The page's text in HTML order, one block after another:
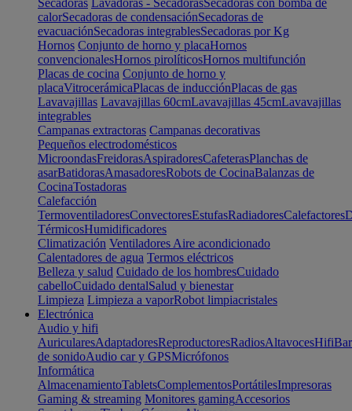
Secadoras Lavadoras - SecadorasSecadoras con bomba de
calorSecadoras de condensaciónSecadoras de
evacuaciónSecadoras integrablesSecadoras por Kg
Hornos Conjunto de horno y placaHornos
convencionalesHornos pirolíticosHornos multifunción
Placas de cocina Conjunto de horno y
placaVitrocerámicaPlacas de inducciónPlacas de gas
Lavavajillas Lavavajillas 60cmLavavajillas 45cmLavavajillas
integrables
Campanas extractoras Campanas decorativas
Pequeños electrodomésticos
MicroondasFreidorasAspiradoresCafeterasPlanchas de
asarBatidorasAmasadoresRobots de CocinaBalanzas de
CocinaTostadoras
Calefacción
TermoventiladoresConvectoresEstufasRadiadoresCalefactores
TérmicosHumidificadores
Climatización Ventiladores Aire acondicionado
Calentadores de agua Termos eléctricos
Belleza y salud Cuidado de los hombresCuidado
cabelloCuidado dentalSalud y bienestar
Limpieza Limpieza a vaporRobot limpiacristales
Electrónica
Audio y hifi
AuricularesAdaptadoresReproductoresRadiosAltavocesHifi
de sonidoAudio car y GPSMicrófonos
Informática
AlmacenamientoTabletsComplementosPortátilesImpresoras
Gaming & streaming Monitores gamingAccesorios